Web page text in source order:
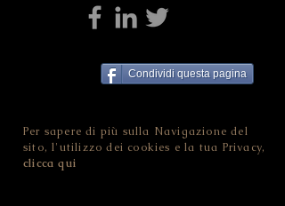
Per sapere di più sulla Navigazione del